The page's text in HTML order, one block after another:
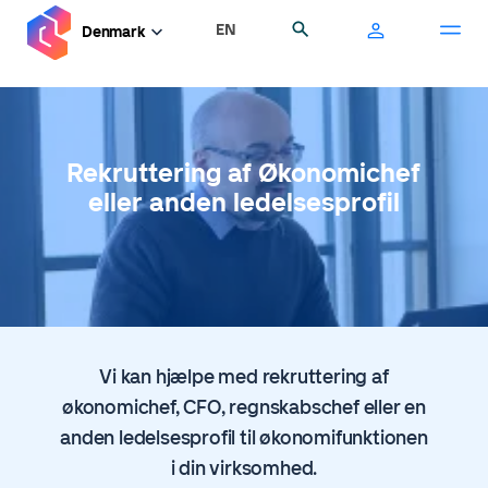
hovedindhold
Denmark EN
Rekruttering af Økonomichef
eller anden ledelsesprofil
Vi kan hjælpe med rekruttering af
økonomichef, CFO, regnskabschef eller en
anden ledelsesprofil til økonomifunktionen
i din virksomhed.